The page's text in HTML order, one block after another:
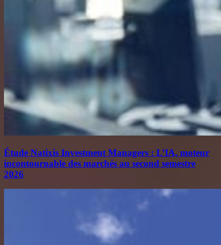
Étude Natixis Investment Managers : L’IA, moteur
incontournable des marchés au second semestre
2026